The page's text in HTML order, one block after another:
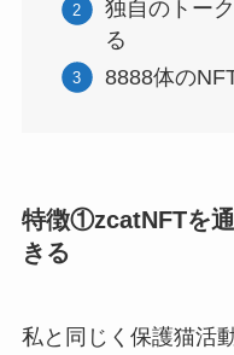
独自のトー
る
8888体の
特徴①zcatNFTを
きる
私と同じく保護猫活